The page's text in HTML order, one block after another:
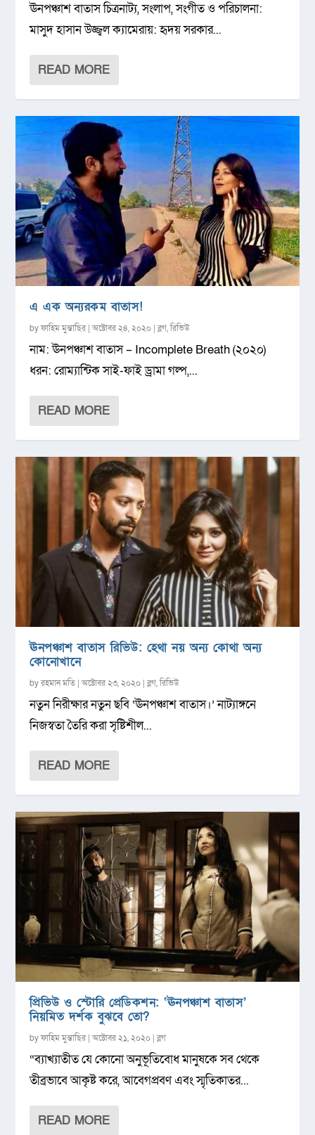
ঊনপঞ্চাশ বাতাস চিত্রনাট্য, সংলাপ, সংগীত ও পরিচালনা:
মাসুদ হাসান উজ্জ্বল ক্যামেরায়: হৃদয় সরকার...
READ MORE
এ এক অন্যরকম বাতাস!
byফাহিম মুন্তাছির |অক্টোবর ২৪, ২০২০ |ব্লগ,রিভিউ
নাম: ঊনপঞ্চাশ বাতাস – Incomplete Breath (২০২০)
ধরন: রোম্যান্টিক সাই-ফাই ড্রামা গল্প,...
READ MORE
ঊনপঞ্চাশ বাতাস রিভিউ: হেথা নয় অন্য কোথা অন্য
কোনোখানে
byরহমান মতি |অক্টোবর ২৩, ২০২০ |ব্লগ,রিভিউ
নতুন নিরীক্ষার নতুন ছবি ‘ঊনপঞ্চাশ বাতাস।’ নাট্যাঙ্গনে
নিজস্বতা তৈরি করা সৃষ্টিশীল...
READ MORE
প্রিভিউ ও স্টোরি প্রেডিকশন: ‘ঊনপঞ্চাশ বাতাস’
নিয়মিত দর্শক বুঝবে তো?
byফাহিম মুন্তাছির |অক্টোবর ২১, ২০২০ |ব্লগ
“ব্যাখ্যাতীত যে কোনো অনুভূতিবোধ মানুষকে সব থেকে
তীব্রভাবে আকৃষ্ট করে, আবেগপ্রবণ এবং স্মৃতিকাতর...
READ MORE